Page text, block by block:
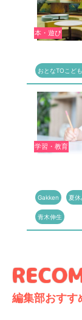
本・遊び
おとなTOこど
学習・教育
Gakken 夏休
青木伸生
編集部おすす